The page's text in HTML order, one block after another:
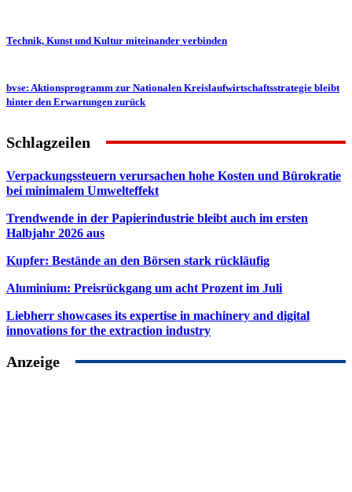
Technik, Kunst und Kultur miteinander verbinden
bvse: Aktionsprogramm zur Nationalen Kreislaufwirtschaftsstrategie bleibt
hinter den Erwartungen zurück
Schlagzeilen
Verpackungssteuern verursachen hohe Kosten und Bürokratie
bei minimalem Umwelteffekt
Trendwende in der Papierindustrie bleibt auch im ersten
Halbjahr 2026 aus
Kupfer: Bestände an den Börsen stark rückläufig
Aluminium: Preisrückgang um acht Prozent im Juli
Liebherr showcases its expertise in machinery and digital
innovations for the extraction industry
Anzeige